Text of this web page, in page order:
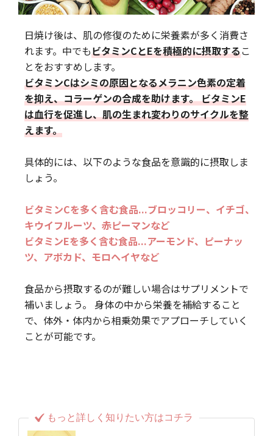
日焼け後は、肌の修復のために栄養素が多く消費さ
れます。中でもビタミンCとEを積極的に摂取するこ
とをおすすめします。
ビタミンCはシミの原因となるメラニン色素の定着
を抑え、コラーゲンの合成を助けます。 ビタミンE
は血行を促進し、肌の生まれ変わりのサイクルを整
えます。
具体的には、以下のような食品を意識的に摂取しま
しょう。
ビタミンCを多く含む食品...ブロッコリー、イチゴ、
キウイフルーツ、赤ピーマンなど
ビタミンEを多く含む食品...アーモンド、ピーナッ
ツ、アボカド、モロヘイヤなど
食品から摂取するのが難しい場合はサプリメントで
補いましょう。 身体の中から栄養を補給すること
で、体外・体内から相乗効果でアプローチしていく
ことが可能です。
もっと詳しく知りたい方はコチラ